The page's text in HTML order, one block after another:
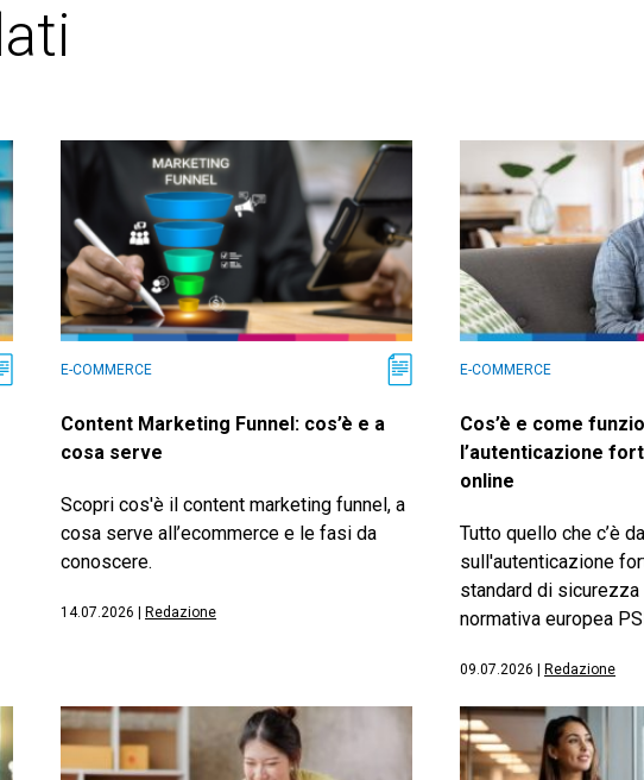
E-COMMERCE
Content Marketing Funnel: cos’è e a
cosa serve
Scopri cos'è il content marketing funnel, a
cosa serve all’ecommerce e le fasi da
conoscere.
14.07.2026 Redazione
E-COMMERCE
Cos’è e come
l’autenticazione
online
Tutto quello che c’è
sull'autenticazione
standard di
normativa europea
09.07.2026 Redazione